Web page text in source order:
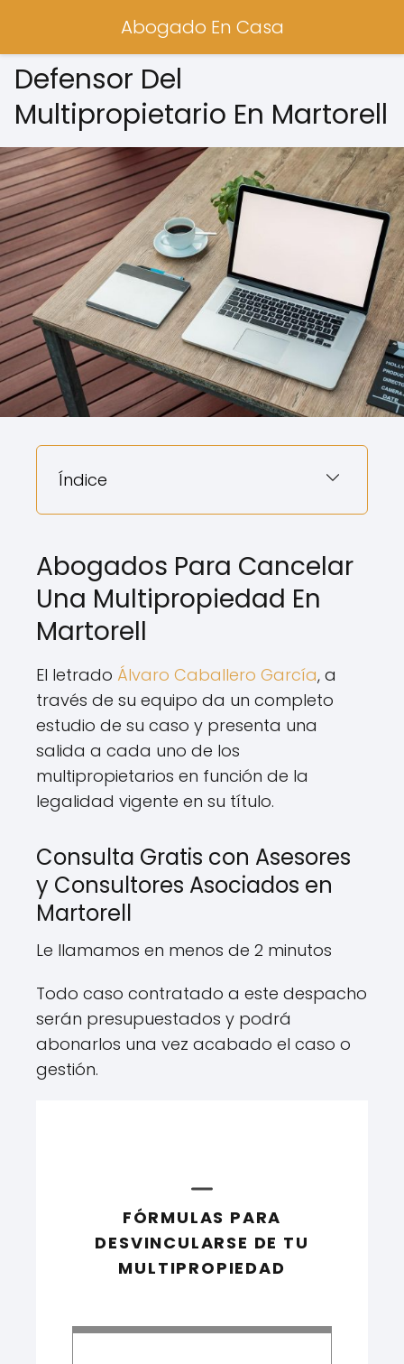
Abogado En Casa
Defensor Del
Multipropietario En Martorell
Índice
Abogados Para Cancelar
Una Multipropiedad En
Martorell
El letrado Álvaro Caballero García, a
través de su equipo da un completo
estudio de su caso y presenta una
salida a cada uno de los
multipropietarios en función de la
legalidad vigente en su título.
Consulta Gratis con Asesores
y Consultores Asociados en
Martorell
Le llamamos en menos de 2 minutos
Todo caso contratado a este despacho
serán presupuestados y podrá
abonarlos una vez acabado el caso o
gestión.
FÓRMULAS PARA
DESVINCULARSE DE TU
MULTIPROPIEDAD